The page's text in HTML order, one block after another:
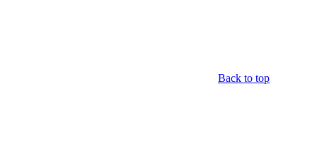
Back to top